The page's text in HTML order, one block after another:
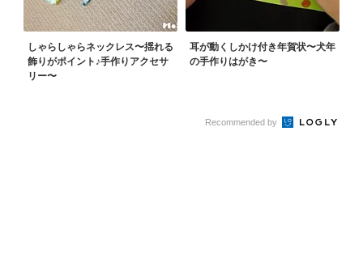
しゃらしゃらネックレス〜揺れる
飾りがポイント♪手作りアクセサ
リー〜
耳が動くしかけ付き年賀状〜犬年
の手作りはがき〜
Recommended by